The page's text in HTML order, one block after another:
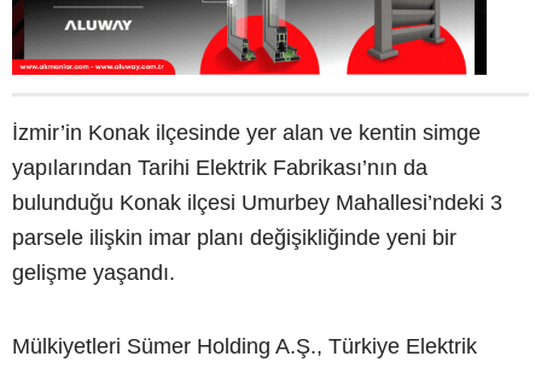
İzmir’in Konak ilçesinde yer alan ve kentin simge
yapılarından Tarihi Elektrik Fabrikası’nın da
bulunduğu Konak ilçesi Umurbey Mahallesi’ndeki 3
parsele ilişkin imar planı değişikliğinde yeni bir
gelişme yaşandı.
Mülkiyetleri Sümer Holding A.Ş., Türkiye Elektrik